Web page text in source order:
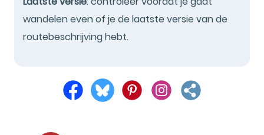
wandelen even of je de laatste versie van de
routebeschrijving hebt.